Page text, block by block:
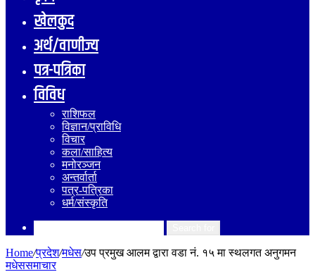
खेलकुद
अर्थ/वाणीज्य
पत्र-पत्रिका
विविध
राशिफल
विज्ञान/प्राविधि
विचार
कला/साहित्य
मनोरञ्जन
अन्तर्वार्ता
पत्र-पत्रिका
धर्म/संस्कृति
Home/प्रदेश/मधेस/उप प्रमुख आलम द्वारा वडा नं. १५ मा स्थलगत अनुगमन
मधेससमाचार